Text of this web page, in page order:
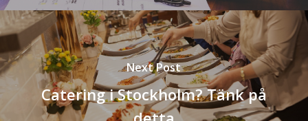
Next Post
Catering i Stockholm? Tänk på